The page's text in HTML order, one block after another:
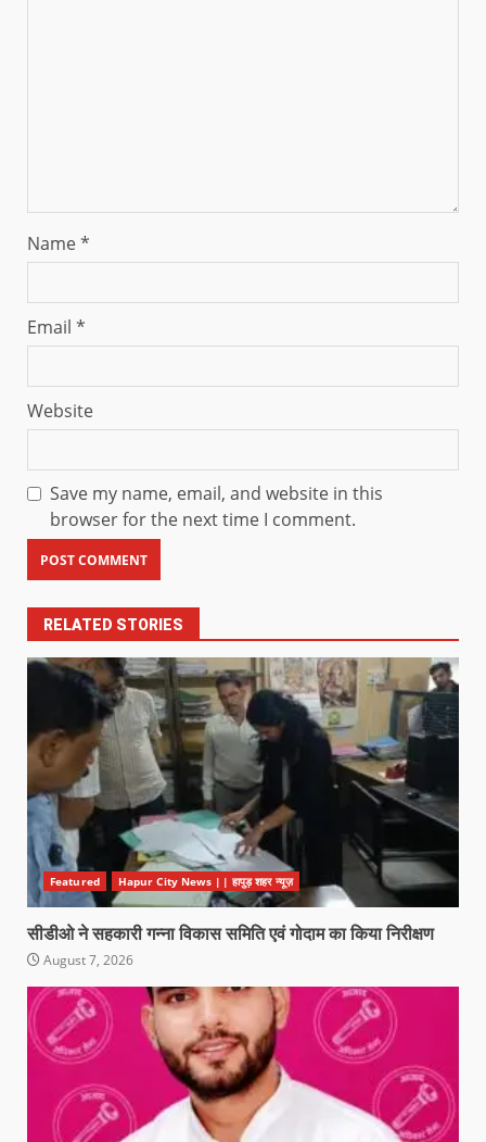
Name*
Email *
Website
Save my name, email, and website in this
browser for the next time I comment.
RELATED STORIES
Featured Hapur City News || हापुड़ शहर न्यूज़
सीडीओ ने सहकारी गन्ना विकास समिति एवं गोदाम का किया निरीक्षण
August 7, 2026